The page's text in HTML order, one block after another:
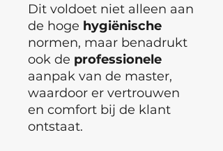
Dit voldoet niet alleen aan
de hoge hygiënische
normen, maar benadrukt
ook de professionele
aanpak van de master,
waardoor er vertrouwen
en comfort bij de klant
ontstaat.